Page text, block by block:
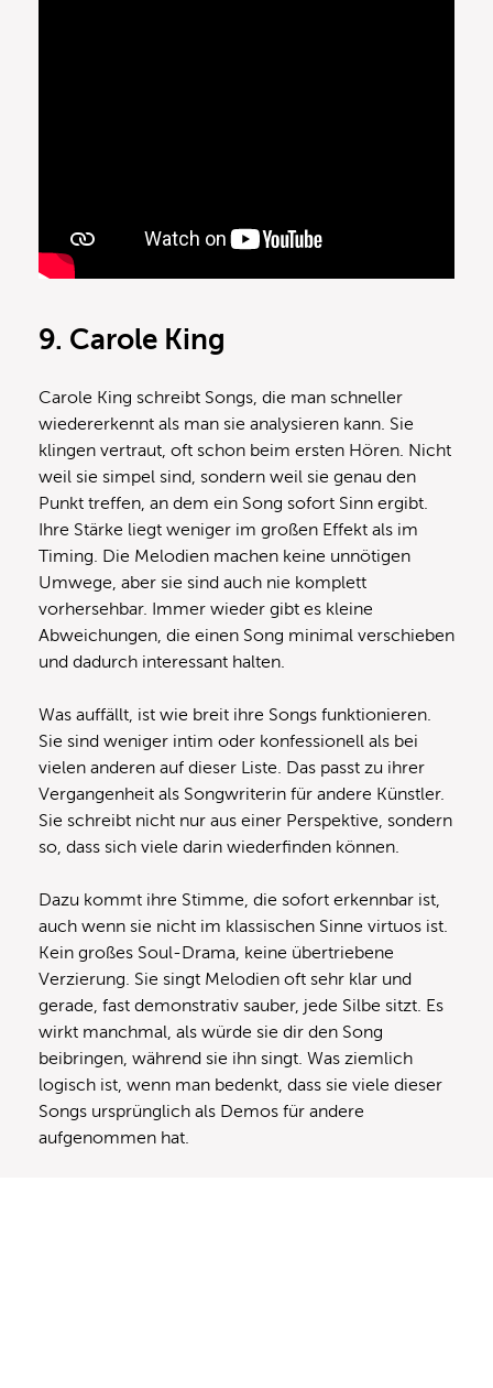
9. Carole King
Carole King schreibt Songs, die man schneller
wiedererkennt als man sie analysieren kann. Sie
klingen vertraut, oft schon beim ersten Hören. Nicht
weil sie simpel sind, sondern weil sie genau den
Punkt treffen, an dem ein Song sofort Sinn ergibt.
Ihre Stärke liegt weniger im großen Effekt als im
Timing. Die Melodien machen keine unnötigen
Umwege, aber sie sind auch nie komplett
vorhersehbar. Immer wieder gibt es kleine
Abweichungen, die einen Song minimal verschieben
und dadurch interessant halten.
Was auffällt, ist wie breit ihre Songs funktionieren.
Sie sind weniger intim oder konfessionell als bei
vielen anderen auf dieser Liste. Das passt zu ihrer
Vergangenheit als Songwriterin für andere Künstler.
Sie schreibt nicht nur aus einer Perspektive, sondern
so, dass sich viele darin wiederfinden können.
Dazu kommt ihre Stimme, die sofort erkennbar ist,
auch wenn sie nicht im klassischen Sinne virtuos ist.
Kein großes Soul-Drama, keine übertriebene
Verzierung. Sie singt Melodien oft sehr klar und
gerade, fast demonstrativ sauber, jede Silbe sitzt. Es
wirkt manchmal, als würde sie dir den Song
beibringen, während sie ihn singt. Was ziemlich
logisch ist, wenn man bedenkt, dass sie viele dieser
Songs ursprünglich als Demos für andere
aufgenommen hat.